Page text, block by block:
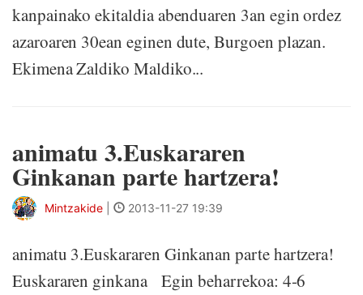
kanpainako ekitaldia abenduaren 3an egin ordez
azaroaren 30ean eginen dute, Burgoen plazan.
Ekimena Zaldiko Maldiko...
animatu 3.Euskararen
Ginkanan parte hartzera!
Mintzakide 2013-11-27 19:39
animatu 3.Euskararen Ginkanan parte hartzera!
Euskararen ginkana Egin beharrekoa: 4-6